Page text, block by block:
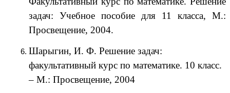
задач: Учебное пособие для 11 класса, М.:
Просвещение, 2004.
Шарыгин, И. Ф. Решение задач:
факультативный курс по математике. 10 класс.
– М.: Просвещение, 2004